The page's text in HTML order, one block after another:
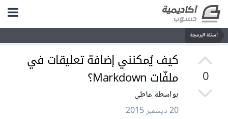
أسئلة البرمجة
0
كيف يُمكنني إضافة تعليقات في
ملفّات Markdown؟
بواسطة عاطي
20 ديسمبر 2015